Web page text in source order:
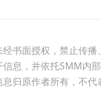
经书面授权，禁止传
息，并依托SMM内
归原作者所有，不